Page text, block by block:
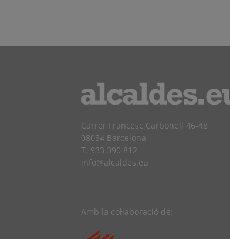
Carrer Francesc Carbonell 46-48
08034 Barcelona
T. 933 390 812
info@alcaldes.eu
Amb la col·laboració de: